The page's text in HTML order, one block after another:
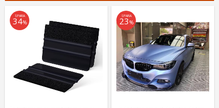
SPARA
34%
SPARA
23 %